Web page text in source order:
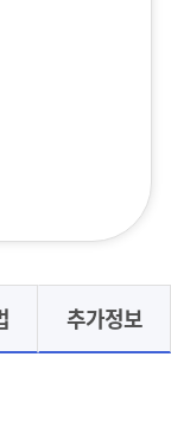
추가정보